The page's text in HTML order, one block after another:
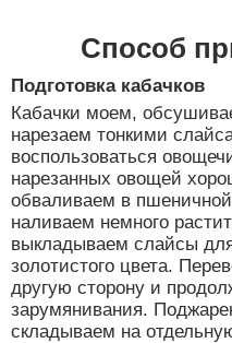
Способ
Подготовка кабачков
Кабачки моем,
нарезаем тонкими
воспользоваться
нарезанных овощей
обваливаем в
наливаем немного
выкладываем слайсы
золотистого цвета.
другую сторону и
зарумянивания.
складываем на